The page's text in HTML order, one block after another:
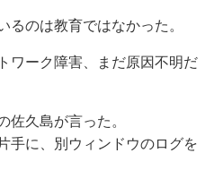
のは教育ではなかった。
ワーク障害、まだ原因不明だ
久島が言った。
手に、別ウィンドウのログを